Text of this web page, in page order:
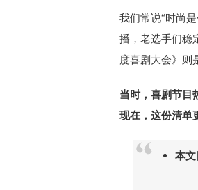
我们常说“时尚
播，老选手们稳
度喜剧大会》则
当时，喜剧节目
现在，这份清单
本文